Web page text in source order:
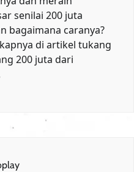
senilai 200 juta
bagaimana caranya?
di artikel tukang
200 juta dari